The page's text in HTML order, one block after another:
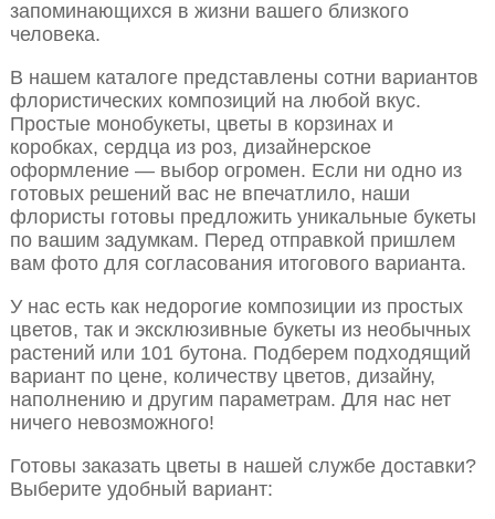
запоминающихся в жизни вашего близкого
человека.
В нашем каталоге представлены сотни вариантов
флористических композиций на любой вкус.
Простые монобукеты, цветы в корзинах и
коробках, сердца из роз, дизайнерское
оформление — выбор огромен. Если ни одно из
готовых решений вас не впечатлило, наши
флористы готовы предложить уникальные букеты
по вашим задумкам. Перед отправкой пришлем
вам фото для согласования итогового варианта.
У нас есть как недорогие композиции из простых
цветов, так и эксклюзивные букеты из необычных
растений или 101 бутона. Подберем подходящий
вариант по цене, количеству цветов, дизайну,
наполнению и другим параметрам. Для нас нет
ничего невозможного!
Готовы заказать цветы в нашей службе доставки?
Выберите удобный вариант: